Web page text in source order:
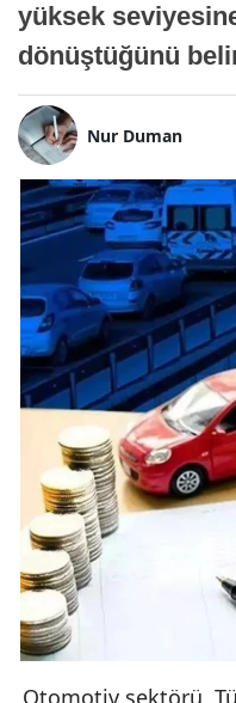
yüksek
dönüştüğünü
Nur Duman